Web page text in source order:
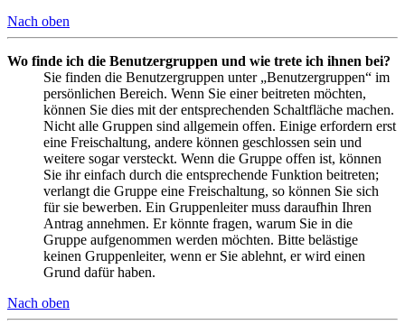
Nach oben
Wo finde ich die Benutzergruppen und wie trete ich ihnen bei?
Sie finden die Benutzergruppen unter „Benutzergruppen“ im
persönlichen Bereich. Wenn Sie einer beitreten möchten,
können Sie dies mit der entsprechenden Schaltfläche machen.
Nicht alle Gruppen sind allgemein offen. Einige erfordern erst
eine Freischaltung, andere können geschlossen sein und
weitere sogar versteckt. Wenn die Gruppe offen ist, können
Sie ihr einfach durch die entsprechende Funktion beitreten;
verlangt die Gruppe eine Freischaltung, so können Sie sich
für sie bewerben. Ein Gruppenleiter muss daraufhin Ihren
Antrag annehmen. Er könnte fragen, warum Sie in die
Gruppe aufgenommen werden möchten. Bitte belästige
keinen Gruppenleiter, wenn er Sie ablehnt, er wird einen
Grund dafür haben.
Nach oben